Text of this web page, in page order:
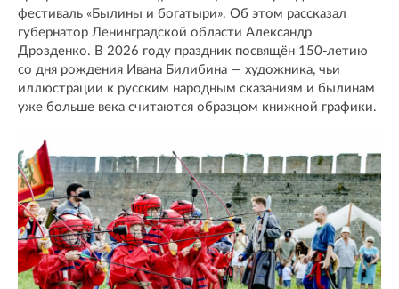
фестиваль «Былины и богатыри». Об этом рассказал
губернатор Ленинградской области Александр
Дрозденко. В 2026 году праздник посвящён 150-летию
со дня рождения Ивана Билибина — художника, чьи
иллюстрации к русским народным сказаниям и былинам
уже больше века считаются образцом книжной графики.